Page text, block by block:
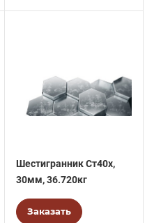
Шестигранник Ст40х,
30мм, 36.720кг
Заказать